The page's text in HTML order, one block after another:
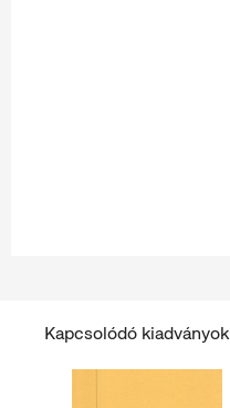
Kapcsolódó kiadványok